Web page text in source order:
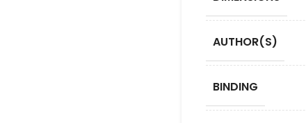
AUTHOR(S)
BINDING